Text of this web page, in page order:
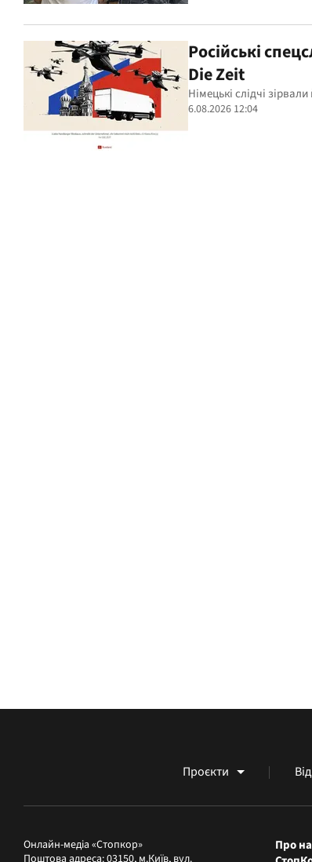
Російські
Die Zeit
Німецькі слідчі
6.08.2026 12:04
Проєкти
Онлайн-медіа «Стопкор»
Про